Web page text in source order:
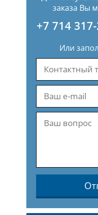
заказа Вы
+7 714
Или